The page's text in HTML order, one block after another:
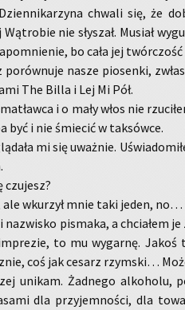
chwa­li się, że
nie sły­szał. Mu­siał
bo cała jej
po­rów­nu­je nasze pio­sen­ki,
The Billa i Lej Mi Pół.
i o mały włos nie
być i nie śmie­cić w tak­sów­ce.
mi się uważ­nie.
czu­jesz?
ale wku­rzył mnie taki jeden, no…
na­zwi­sko pi­sma­ka, a chcia­łem
to mu wy­gar­nę. Jakoś
coś jak ce­sarz rzym­ski…
uni­kam. Żad­ne­go
dla przy­jem­no­ści, dla